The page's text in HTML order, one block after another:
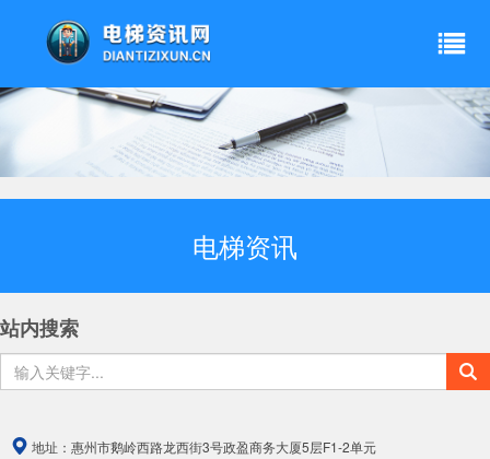
电梯资讯
站内搜索
地址： 惠州市鹅岭西路龙西街3号政盈商务大厦5层F1-2单元